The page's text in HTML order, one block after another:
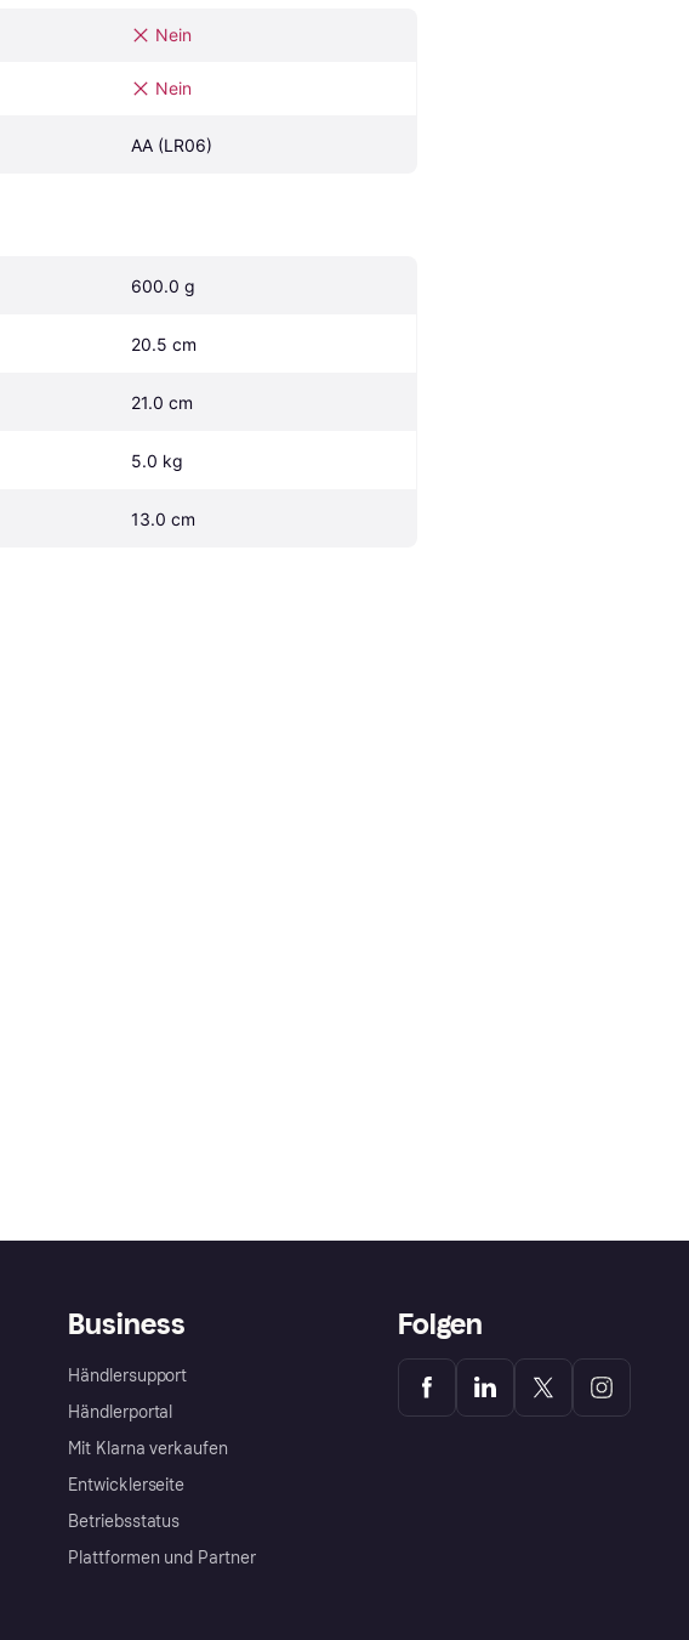
Nein
Nein
AA (LR06)
600.0 g
20.5 cm
21.0 cm
5.0 kg
13.0 cm
Business
Händlersupport
Händlerportal
Mit Klarna verkaufen
Entwicklerseite
Betriebsstatus
Plattformen und Partner
Folgen